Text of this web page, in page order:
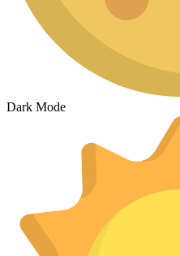
Dark Mode